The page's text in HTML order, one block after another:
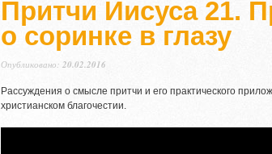
Притчи Иисуса 21.
о соринке в глазу
Опубликовано: 20.02.2016
Рассуждения о смысле притчи и его практического
христианском благочестии.